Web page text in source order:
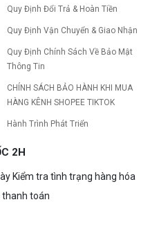
Quy Định Đổi Trả & Hoàn Tiền
Quy Định Vận Chuyển & Giao Nhận
Quy Định Chính Sách Về Bảo Mật
Thông Tin
CHÍNH SÁCH BẢO HÀNH KHI MUA
HÀNG KÊNH SHOPEE TIKTOK
Hành Trình Phát Triển
2H
Kiểm tra tình trạng hàng hóa
thanh toán